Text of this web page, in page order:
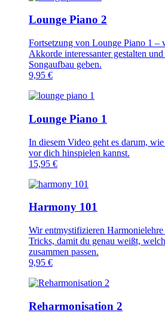
Lounge Piano 2
Fortsetzung von Lounge Piano 1 –
Akkorde interessanter gestalten
Songaufbau geben.
9,95 €
Lounge Piano 1
In diesem Video geht es darum,
vor dich hinspielen kannst.
15,95 €
Harmony 101
Wir entmystifizieren
Tricks, damit du genau weißt,
zusammen passen.
9,95 €
Reharmonisation 2